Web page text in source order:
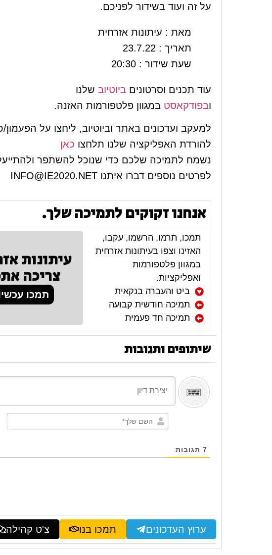
על זה ועוד בשידור לפניכם.
מאת : עיתונות אזרחית
תאריך : 23.7.22
שעת שידור : 20:30
עוד תכנים וסרטונים ביוטיוב שלנו
ובפודקאסט במגוון פלטפורמות האזנה.
למעקב ועדכונים באתר וביוטיוב, ליחצו על
להורדת האפליקציה שלנו תלחצו כאן
נשמח לתמיכה שלכם כדי שנוכל להשתפר
לפרטים נוספים דברו איתנו INFO@IE2020.NET
אנחנו זקוקים לתמיכה שלך.
תמכו, תרמו, הרשמו, עקבו,
האזינו וצפו בעיתונות אזרחית
במגוון פלטפורמות
ואפליקציות.
ביט והעברה בנקאית
תמיכה חודשית קבועה
תמיכה חד פעמית
עיתונות
צריכה
תמכו
שיתופים ותגובות
7 תגובות
ערוץ העדכונים תמכו בנו צ'ט קהילה